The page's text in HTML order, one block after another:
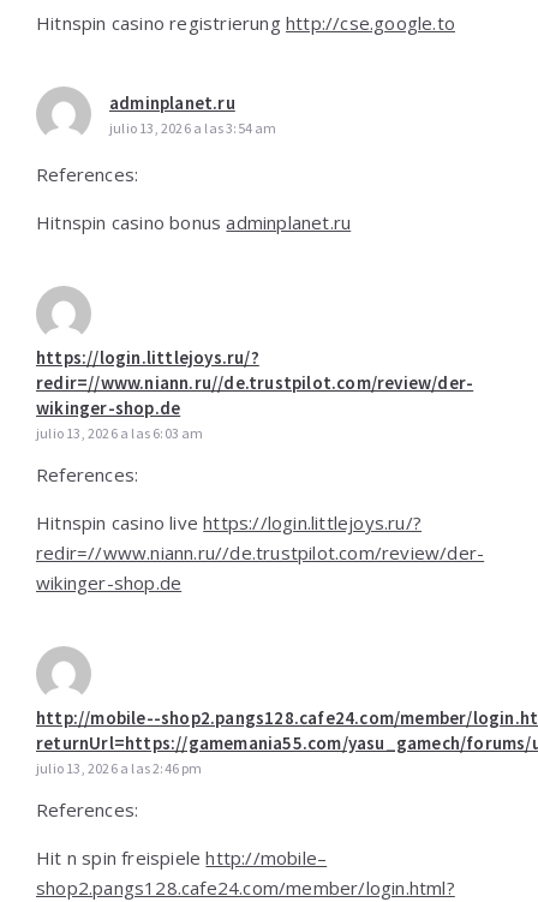
Hitnspin casino registrierung http://cse.google.to
adminplanet.ru
julio 13, 2026 a las 3:54 am
References:
Hitnspin casino bonusadminplanet.ru
https://login.littlejoys.ru/?
redir=//www.niann.ru//de.trustpilot.com/review/der-
wikinger-shop.de
julio 13, 2026 a las 6:03 am
References:
Hitnspin casino livehttps://login.littlejoys.ru/?
redir=//www.niann.ru//de.trustpilot.com/review/der-
wikinger-shop.de
http://mobile--shop2.pangs128.cafe24.com/member/
returnUrl=https://gamemania55.com/yasu_gamech/forums/
julio 13, 2026 a las 2:46 pm
References:
Hit n spin freispielehttp://mobile–
shop2.pangs128.cafe24.com/member/login.html?